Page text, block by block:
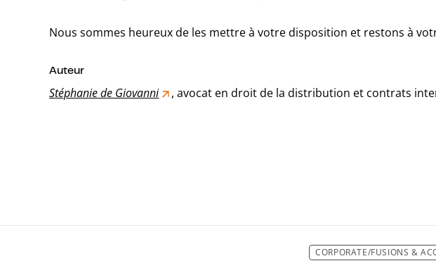
Nous sommes heureux de les mettre à votre disposition et restons à
Auteur
Stéphanie de Giovanni , avocat en droit de la distribution et contrats
CORPORATE/FUSIONS &